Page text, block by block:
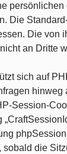
persönlichen
Die
Die von
an Dritte
sich auf
hinweg
Session-
sobald die